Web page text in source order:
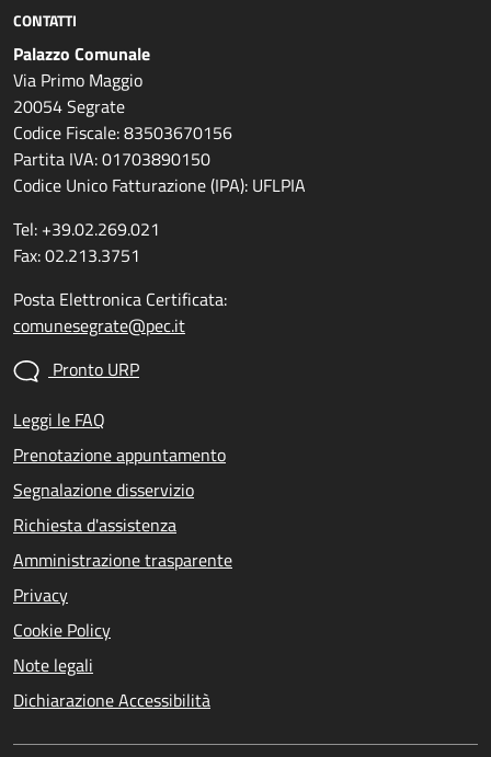
CONTATTI
Palazzo Comunale
Via Primo Maggio
20054 Segrate
Codice Fiscale: 83503670156
Partita IVA: 01703890150
Codice Unico Fatturazione (IPA): UFLPIA
Tel: +39.02.269.021
Fax: 02.213.3751
Posta Elettronica Certificata:
comunesegrate@pec.it
Pronto URP
Leggi le FAQ
Prenotazione appuntamento
Segnalazione disservizio
Richiesta d'assistenza
Amministrazione trasparente
Privacy
Cookie Policy
Note legali
Dichiarazione Accessibilità